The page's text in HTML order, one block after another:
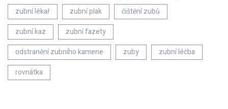
zubní lékař
zubní plak
čištění zubů
zubní kaz
zubní fazety
odstranění zubního kamene
zuby
zubní léčba
rovnátka